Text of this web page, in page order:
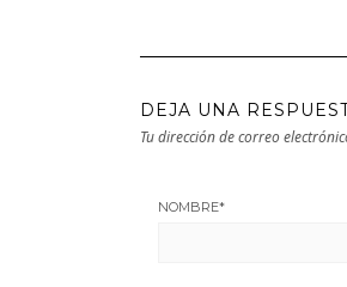
DEJA UNA
Tu dirección de correo
NOMBRE*